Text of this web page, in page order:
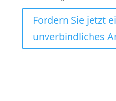
Fordern Sie jetzt
unverbindliches